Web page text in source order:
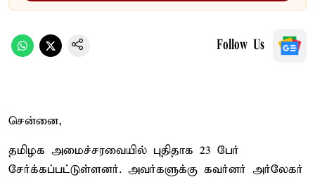
Follow Us
சென்னை,
தமிழக அமைச்சரவையில் புதிதாக 23 பேர்
சேர்க்கப்பட்டுள்ளனர். அவர்களுக்கு கவர்னர் அர்லேகர்